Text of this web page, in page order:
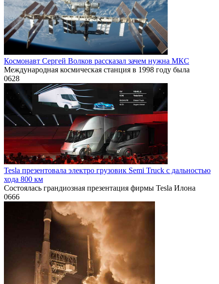
Космонавт Сергей Волков рассказал зачем нужна МКС
Международная космическая станция в 1998 году была
0628
Tesla презентовала электро грузовик Semi Truck с дальностью
хода 800 км
Состоялась грандиозная презентация фирмы Tesla Илона
0666